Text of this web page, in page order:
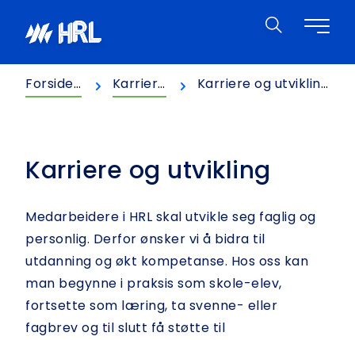
Forsiden HRL Karriere Karriere og utvikling
Karriere og utvikling
Medarbeidere i HRL skal utvikle seg faglig og
personlig. Derfor ønsker vi å bidra til
utdanning og økt kompetanse. Hos oss kan
man begynne i praksis som skole-elev,
fortsette som læring, ta svenne- eller
fagbrev og til slutt få støtte til